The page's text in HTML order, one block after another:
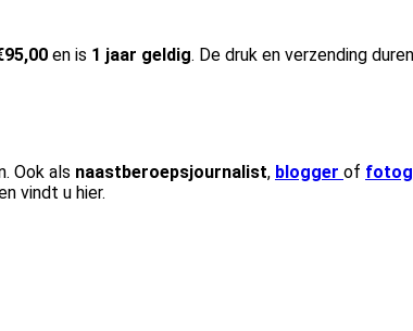
en is 1 jaar geldig. De druk en verzending
Ook als naastberoepsjournalist, blogger of
vindt u hier.